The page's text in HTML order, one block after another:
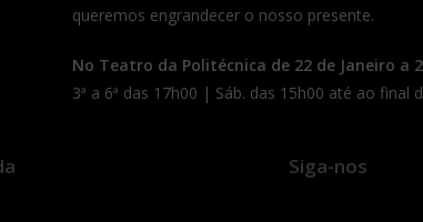
queremos engrandecer o nosso presente.
No Teatro da Politécnica de 22 de Janeiro a
3ª a 6ª das 17h00 | Sáb. das 15h00 até ao final
Siga-nos